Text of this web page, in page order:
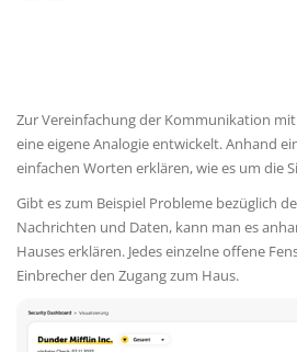
Zur Vereinfachung der Kommunikation
eine eigene Analogie entwickelt. Anhand
einfachen Worten erklären, wie es um die
Gibt es zum Beispiel Probleme bezüglich
Nachrichten und Daten, kann man es
Hauses erklären. Jedes einzelne offene
Einbrecher den Zugang zum Haus.